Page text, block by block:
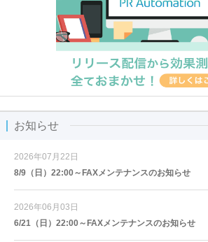
お知らせ
2026年07月22日
8/9（日）22:00～FAXメンテナンスのお知らせ
2026年06月03日
6/21（日）22:00～FAXメンテナンスのお知らせ